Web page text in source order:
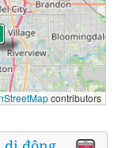
contributors